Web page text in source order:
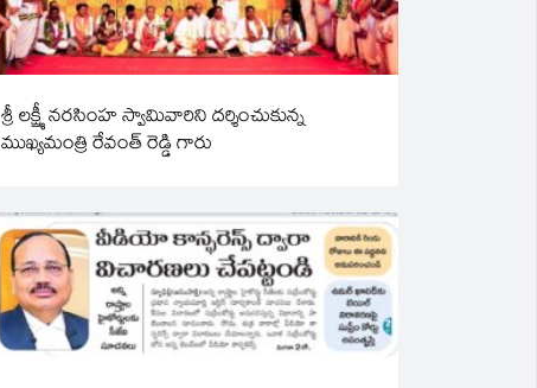
శ్రీ లక్ష్మీ నరసింహ స్వామివారిని దర్శించుకున్న
ముఖ్యమంత్రి రేవంత్ రెడ్డి గారు